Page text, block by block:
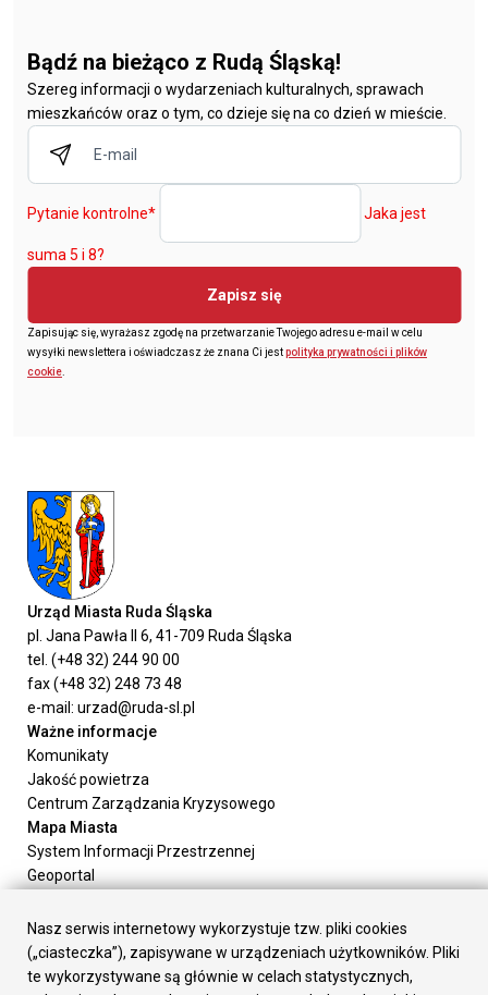
Bądź na bieżąco z Rudą Śląską!
Szereg informacji o wydarzeniach kulturalnych, sprawach
mieszkańców oraz o tym, co dzieje się na co dzień w mieście.
Pytanie kontrolne* Jaka jest
suma 5 i 8?
Zapisz się
Zapisując się, wyrażasz zgodę na przetwarzanie Twojego adresu e-mail w celu
wysyłki newslettera i oświadczasz że znana Ci jestpolityka prywatności i plików
cookie.
Urząd Miasta Ruda Śląska
pl. Jana Pawła II 6, 41-709 Ruda Śląska
tel. (+48 32) 244 90 00
fax (+48 32) 248 73 48
e-mail: urzad@ruda-sl.pl
Ważne informacje
Komunikaty
Jakość powietrza
Centrum Zarządzania Kryzysowego
Mapa Miasta
System Informacji Przestrzennej
Geoportal
Załatw sprawę
Prezydent Miasta
Rada Miasta
Nasz serwis internetowy wykorzystuje tzw. pliki cookies
(„ciasteczka”), zapisywane w urządzeniach użytkowników. Pliki
te wykorzystywane są głównie w celach statystycznych,